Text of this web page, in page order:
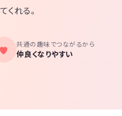
くれる。
共通の趣味でつながるから
仲良くなりやすい